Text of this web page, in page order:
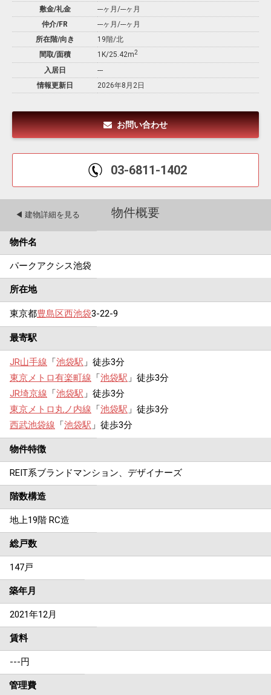
敷金/礼金
---ヶ月 /---ヶ月
仲介/FR
---ヶ月 /---ヶ月
所在階/向き
19階/北
間取/面積
1K/25.42m2
入居日
---
情報更新日
2026年8月2日
お問い合わせ
03-6811-1402
物件概要
◀︎ 建物詳細を見る
物件名
パークアクシス池袋
所在地
東京都豊島区西池袋3-22-9
最寄駅
JR山手線 「池袋駅 」徒歩3分
東京メトロ有楽町線 「池袋駅 」徒歩3分
JR埼京線 「池袋駅 」徒歩3分
東京メトロ丸ノ内線 「池袋駅 」徒歩3分
西武池袋線 「池袋駅 」徒歩3分
物件特徴
REIT系ブランドマンション、デザイナーズ
階数構造
地上19階 RC造
総戸数
147戸
築年月
2021年12月
賃料
---円
管理費